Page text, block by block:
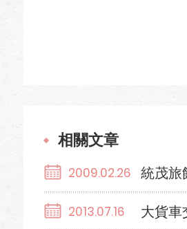
相關文章
2009.02.26 統茂旅
2013.07.16 大貨車